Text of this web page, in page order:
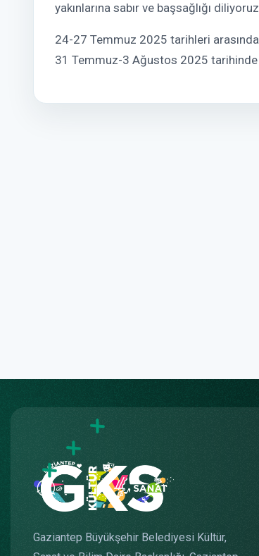
yakınlarına sabır ve başsağlığı
24-27 Temmuz 2025 tarihleri
31 Temmuz-3 Ağustos 2025 tarihinde
Gaziantep Büyükşehir Belediyesi Kültür,